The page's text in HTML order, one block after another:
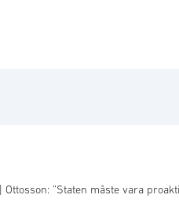
Ottosson: ”Staten måste vara